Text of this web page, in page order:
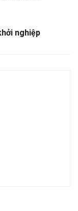
nghiệp